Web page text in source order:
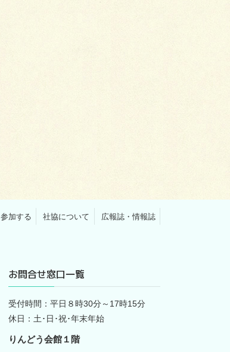
参加する 社協について 広報誌・情報誌
お問合せ窓口一覧
受付時間：平日８時30分～17時15分
休日：土･日･祝･年末年始
りんどう会館１階